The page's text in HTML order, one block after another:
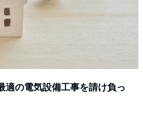
適の電気設備工事を請け負っ